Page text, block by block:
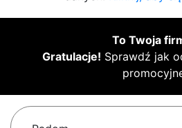
To Twoja
Gratulacje! Sprawdź jak